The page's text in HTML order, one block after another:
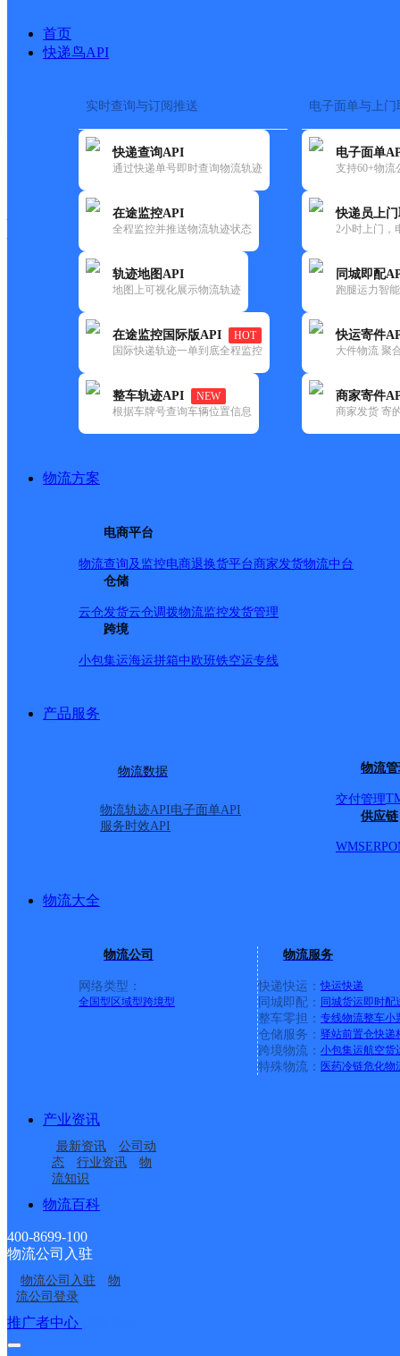
首页
快递鸟API
实时查询与订阅推送
快递查询API
通过快递单号即时查询物流轨迹
在途监控API
全程监控并推送物流轨迹状态
轨迹地图API
地图上可视化展示物流轨迹
在途监控国际版API
HOT
国际快递轨迹一单到底全程监控
整车轨迹API
NEW
根据车牌号查询车辆位置信息
电子面单与上门
电子面单
支持60+物流
快递员上
2小时上门，
同城即配
跑腿运力智
快运寄件
大件物流 聚
商家寄件
商家发货 寄
物流方案
电商平台
物流查询及监控电商退换货平台商家发货物流中台
仓储
云仓发货云仓调拨物流监控发货管理
跨境
小包集运海运拼箱中欧班铁空运专线
产品服务
物流数据
物流轨迹API电子面单API
服务时效API
物流
交付管理
供应链
WMSERP
物流大全
物流公司
网络类型：
全国型 区域型跨境型
物流服务
快递快运： 快运快递
同城即配： 同城货运即时配
整车零担： 专线物流整车小
仓储服务： 驿站前置仓快递
跨境物流： 小包集运航空货
特殊物流： 医药冷链危化物
产业资讯
最新资讯
公司动
态
行业资讯
物
流知识
物流百科
400-8699-100
物流公司入驻
物流公司入驻
物
流公司登录
推广者中心
快运大全 快递时效
邮政
中国邮政集团有限公司山东省
更新时间：2021-12-03 00:00:00
所属快递：邮政国内
所属区域：山东省-泰安市-宁阳县
网点地址：山东省泰安市宁阳县鹤山镇朝阳街109号
网点负责人：
中国邮政集团有限公司新疆维吾尔自治区叶城县
泰安宁阳县营业部
泰安宁阳县磁窑镇营业
部
中国邮政集团有限公司
山东省宁阳县蒋集邮电
支局
中国邮政集团有限公司
山东省宁阳县城南邮电
支局
中国邮政集团有限公司
山东省宁阳县石集邮电
中国邮政集团有限公司
接口API